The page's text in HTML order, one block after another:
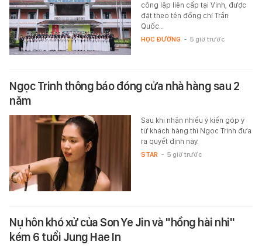
công lập liên cấp tại Vinh, được
đặt theo tên đồng chí Trần
Quốc…
HỌC ĐƯỜNG - 5 giờ trước
Ngọc Trinh thông báo đóng cửa nhà hàng sau 2
năm
Sau khi nhận nhiều ý kiến góp ý
từ khách hàng thì Ngọc Trinh đưa
ra quyết định này.
STAR - 5 giờ trước
Nụ hôn khó xử của Son Ye Jin và "hồng hài nhi"
kém 6 tuổi Jung Hae In